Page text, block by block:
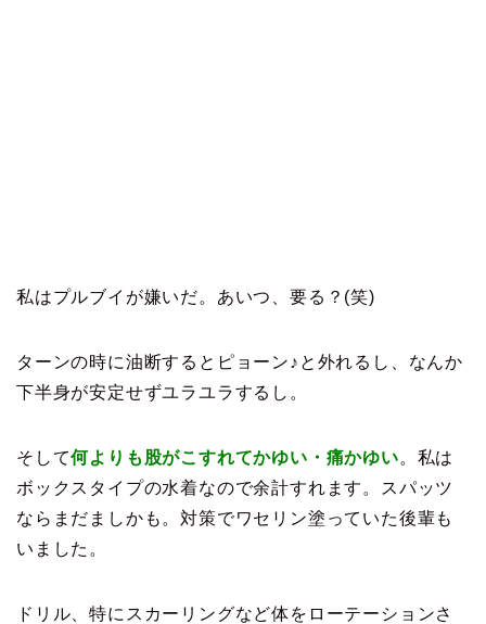
私はプルブイが嫌いだ。あいつ、要る？(笑)
ターンの時に油断するとピョーン♪と外れるし、なんか
下半身が安定せずユラユラするし。
そして何よりも股がこすれてかゆい・痛かゆい。私は
ボックスタイプの水着なので余計すれます。スパッツ
ならまだましかも。対策でワセリン塗っていた後輩も
いました。
ドリル、特にスカーリングなど体をローテーションさ